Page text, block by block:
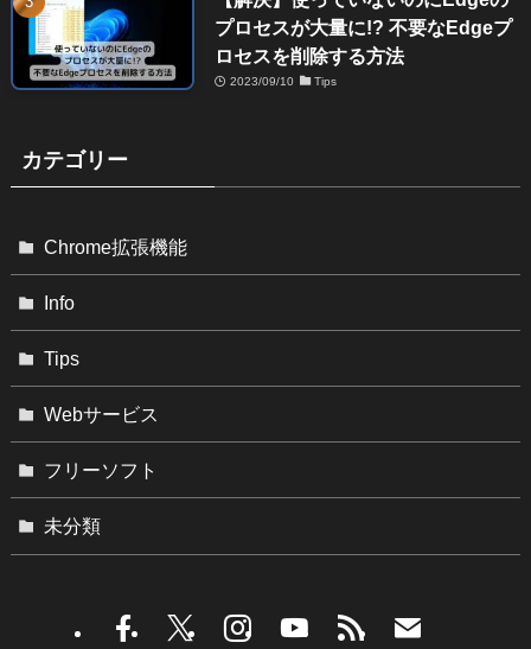
プロセスが大量に!? 不要なEdgeプ
ロセスを削除する方法
2023/09/10 Tips
カテゴリー
Chrome拡張機能
Info
Tips
Webサービス
フリーソフト
未分類